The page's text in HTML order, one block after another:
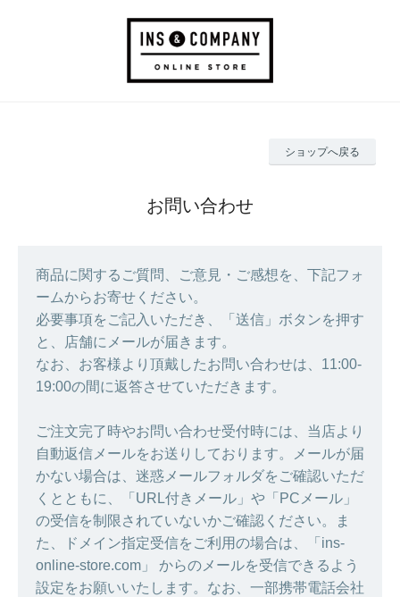
ショップへ戻る
お問い合わせ
商品に関するご質問、ご意見・ご感想を、下記フォ
ームからお寄せください。
必要事項をご記入いただき、「送信」ボタンを押す
と、店舗にメールが届きます。
なお、お客様より頂戴したお問い合わせは、11:00-
19:00の間に返答させていただきます。
ご注文完了時やお問い合わせ受付時には、当店より
自動返信メールをお送りしております。メールが届
かない場合は、迷惑メールフォルダをご確認いただ
くとともに、「URL付きメール」や「PCメール」
の受信を制限されていないかご確認ください。ま
た、ドメイン指定受信をご利用の場合は、「ins-
online-store.com」 からのメールを受信できるよう
設定をお願いいたします。なお、一部携帯電話会社